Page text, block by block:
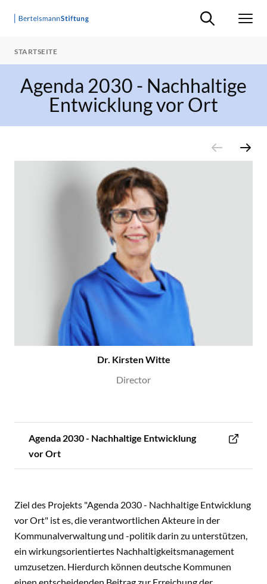
Suche ein-/
STARTSEITE
Agenda 2030 - Nachhaltige
Entwicklung vor Ort
Dr. Kirsten Witte
Director
Agenda 2030 - Nachhaltige Entwicklung
vor Ort
Ziel des Projekts "Agenda 2030 - Nachhaltige Entwicklung
vor Ort" ist es, die verantwortlichen Akteure in der
Kommunalverwaltung und -politik darin zu unterstützen,
ein wirkungsorientiertes Nachhaltigkeitsmanagement
umzusetzen. Hierdurch können deutsche Kommunen